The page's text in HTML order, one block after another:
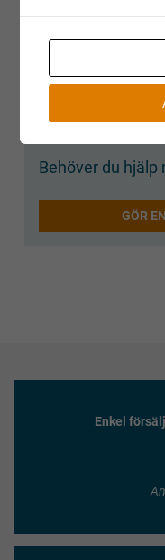
Behöver du hjälp
GÖR
Enkel